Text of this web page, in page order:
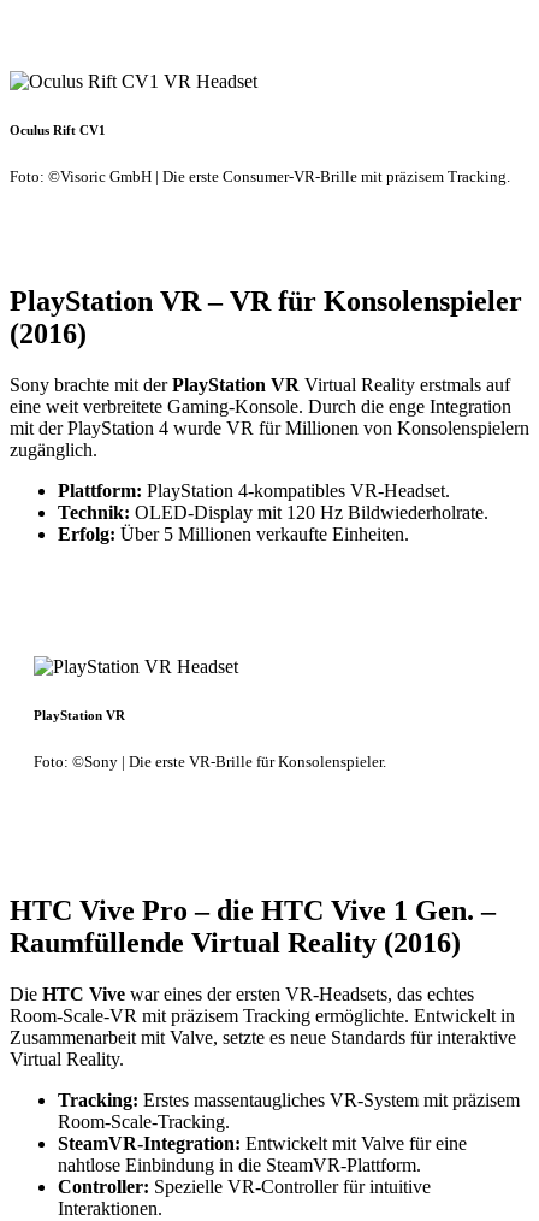
Oculus Rift CV1
Foto: ©Visoric GmbH | Die erste Consumer-VR-Brille mit präzisem Tracking.
PlayStation VR – VR für Konsolenspieler
(2016)
Sony brachte mit derPlayStation VR Virtual Reality erstmals auf
eine weit verbreitete Gaming-Konsole. Durch die enge Integration
mit der PlayStation 4 wurde VR für Millionen von Konsolenspielern
zugänglich.
Plattform: PlayStation 4-kompatibles VR-Headset.
Technik: OLED-Display mit 120 Hz Bildwiederholrate.
Erfolg: Über 5 Millionen verkaufte Einheiten.
PlayStation VR
Foto: ©Sony | Die erste VR-Brille für Konsolenspieler.
HTC Vive Pro – die HTC Vive 1 Gen. –
Raumfüllende Virtual Reality (2016)
Die HTC Vive war eines der ersten VR-Headsets, das echtes
Room-Scale-VR mit präzisem Tracking ermöglichte. Entwickelt in
Zusammenarbeit mit Valve, setzte es neue Standards für interaktive
Virtual Reality.
Tracking: Erstes massentaugliches VR-System mit präzisem
Room-Scale-Tracking.
SteamVR-Integration: Entwickelt mit Valve für eine
nahtlose Einbindung in die SteamVR-Plattform.
Controller: Spezielle VR-Controller für intuitive
Interaktionen.